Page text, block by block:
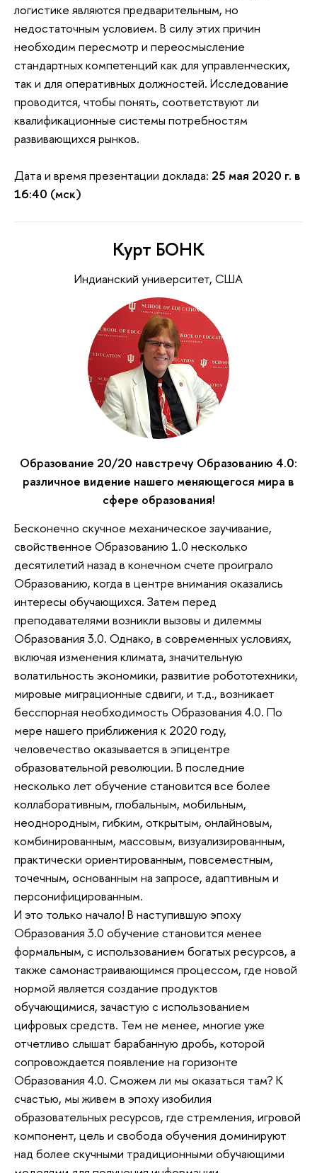
логистике являются предварительным, но
недостаточным условием. В силу этих причин
необходим пересмотр и переосмысление
стандартных компетенций как для управленческих,
так и для оперативных должностей. Исследование
проводится, чтобы понять, соответствуют ли
квалификационные системы потребностям
развивающихся рынков.
Дата и время презентации доклада: 25 мая 2020 г. в
16:40 (мск)
Курт БОНК
Индианский университет, США
Образование 20/20 навстречу Образованию 4.0:
различное видение нашего меняющегося мира в
сфере образования!
Бесконечно скучное механическое заучивание,
свойственное Образованию 1.0 несколько
десятилетий назад в конечном счете проиграло
Образованию, когда в центре внимания оказались
интересы обучающихся. Затем перед
преподавателями возникли вызовы и дилеммы
Образования 3.0. Однако, в современных условиях,
включая изменения климата, значительную
волатильность экономики, развитие робототехники,
мировые миграционные сдвиги, и т.д., возникает
бесспорная необходимость Образования 4.0. По
мере нашего приближения к 2020 году,
человечество оказывается в эпицентре
образовательной революции. В последние
несколько лет обучение становится все более
коллаборативным, глобальным, мобильным,
неоднородным, гибким, открытым, онлайновым,
комбинированным, массовым, визуализированным,
практически ориентированным, повсеместным,
точечным, основанным на запросе, адаптивным и
персонифицированным.
И это только начало! В наступившую эпоху
Образования 3.0 обучение становится менее
формальным, с использованием богатых ресурсов, а
также самонастраивающимся процессом, где новой
нормой является создание продуктов
обучающимися, зачастую с использованием
цифровых средств. Тем не менее, многие уже
отчетливо слышат барабанную дробь, которой
сопровождается появление на горизонте
Образования 4.0. Сможем ли мы оказаться там? К
счастью, мы живем в эпоху изобилия
образовательных ресурсов, где стремления, игровой
компонент, цель и свобода обучения доминируют
над более скучными традиционными обучающими